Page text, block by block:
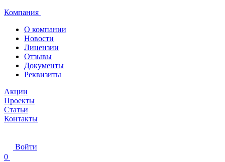
Компания
О компании
Новости
Лицензии
Отзывы
Документы
Реквизиты
Акции
Проекты
Статьи
Контакты
Войти
0